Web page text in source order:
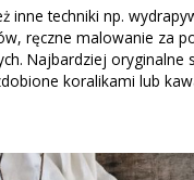
inne techniki np.
ręczne malowanie za
Najbardziej oryginalne
koralikami lub